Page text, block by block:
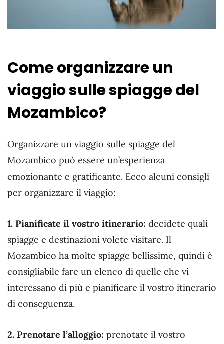
Come organizzare un
viaggio sulle spiagge del
Mozambico?
Organizzare un viaggio sulle spiagge del
Mozambico può essere un’esperienza
emozionante e gratificante. Ecco alcuni consigli
per organizzare il viaggio:
1. Pianificate il vostro itinerario: decidete quali
spiagge e destinazioni volete visitare. Il
Mozambico ha molte spiagge bellissime, quindi è
consigliabile fare un elenco di quelle che vi
interessano di più e pianificare il vostro itinerario
di conseguenza.
2. Prenotare l’alloggio: prenotate il vostro